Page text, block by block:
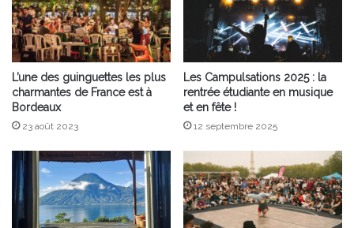
L’une des guinguettes les plus
charmantes de France est à
Bordeaux
23 août 2023
Les Campulsations 2025 : la
rentrée étudiante en musique
et en fête !
12 septembre 2025